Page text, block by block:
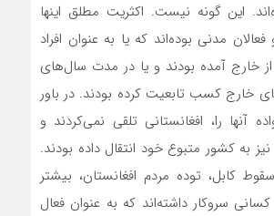
این گونه نیست. اکثریت مطلق اینها
مدنی بود‌ه‌اند که یا به عنوان افراد
از خارج آمده بودند و یا در مدت سال‌های
خارج کسب تابعیت کرده بودند. در باور
آنها را، افغانستانی تلقی نمی‌کردند و
به کشور متبوع خود انتقال داده بودند.
کابل، توده مردم افغانستان، بیشتر
سروکار داشته‌اند که به عنوان فعال